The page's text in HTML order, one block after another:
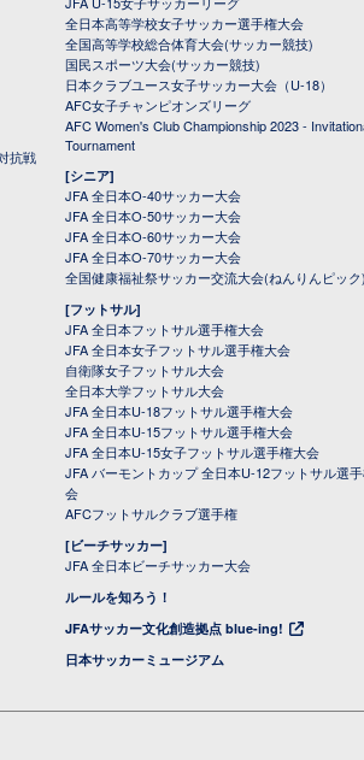
抗戦
全日本高等学校女子サッカー選手権大会
全国高等学校総合体育大会(サッカー競技)
国民スポーツ大会(サッカー競技)
日本クラブユース女子サッカー大会（U-18）
AFC女子チャンピオンズリーグ
AFC Women's Club Championship 2023 -
Tournament
[シニア]
JFA 全日本O-40サッカー大会
JFA 全日本O-50サッカー大会
JFA 全日本O-60サッカー大会
JFA 全日本O-70サッカー大会
全国健康福祉祭サッカー交流大会(ねんりんピック)
[フットサル]
JFA 全日本フットサル選手権大会
JFA 全日本女子フットサル選手権大会
自衛隊女子フットサル大会
全日本大学フットサル大会
JFA 全日本U-18フットサル選手権大会
JFA 全日本U-15フットサル選手権大会
JFA 全日本U-15女子フットサル選手権大会
JFA バーモントカップ 全日本U-12フットサル選
会
AFCフットサルクラブ選手権
[ビーチサッカー]
JFA 全日本ビーチサッカー大会
ルールを知ろう！
JFAサッカー文化創造拠点 blue-ing!
日本サッカーミュージアム